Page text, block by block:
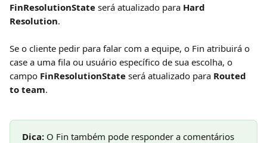
FinResolutionState será atualizado para Hard
Resolution.
Se o cliente pedir para falar com a equipe, o Fin atribuirá o
case a uma fila ou usuário específico de sua escolha, o
campo FinResolutionState será atualizado para Routed
to team.
Dica: O Fin também pode responder a comentários